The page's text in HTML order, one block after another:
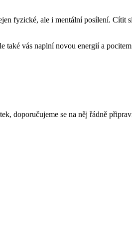
fyzické, ale i mentální posílení. Cítit
vás naplní novou energií a
doporučujeme se na něj řádně